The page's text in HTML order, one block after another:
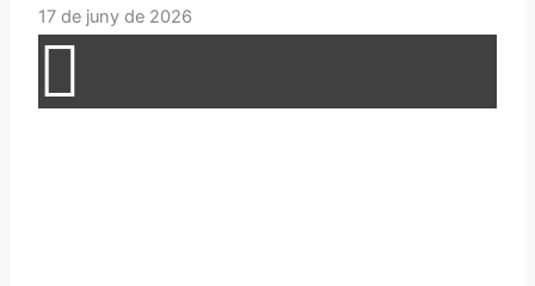
17 de juny de 2026